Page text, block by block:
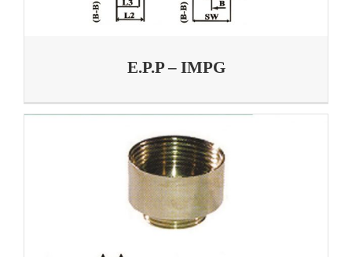
E.P.P – IMPG